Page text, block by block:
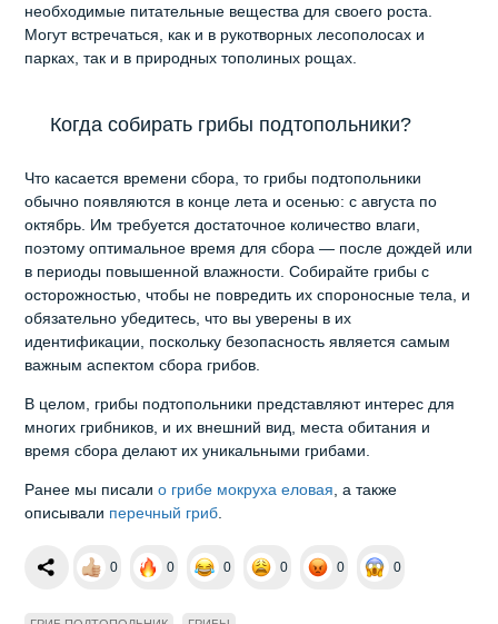
необходимые питательные вещества для своего роста.
Могут встречаться, как и в рукотворных лесополосах и
парках, так и в природных тополиных рощах.
Когда собирать грибы подтопольники?
Что касается времени сбора, то грибы подтопольники
обычно появляются в конце лета и осенью: с августа по
октябрь. Им требуется достаточное количество влаги,
поэтому оптимальное время для сбора — после дождей или
в периоды повышенной влажности. Собирайте грибы с
осторожностью, чтобы не повредить их спороносные тела, и
обязательно убедитесь, что вы уверены в их
идентификации, поскольку безопасность является самым
важным аспектом сбора грибов.
В целом, грибы подтопольники представляют интерес для
многих грибников, и их внешний вид, места обитания и
время сбора делают их уникальными грибами.
Ранее мы писалио грибе мокруха еловая, а также
описывали перечный гриб.
0 0 0 0 0 0